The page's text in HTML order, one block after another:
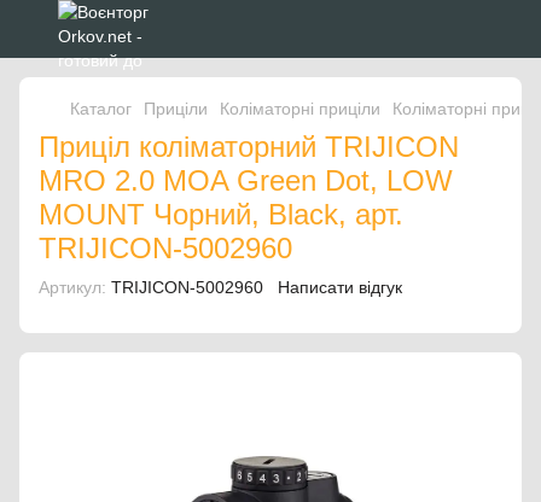
Каталог Приціли Коліматорні приціли Коліматорні
Приціл коліматорний TRIJICON
MRO 2.0 MOA Green Dot, LOW
MOUNT Чорний, Black, арт.
TRIJICON-5002960
Артикул: TRIJICON-5002960 Написати відгук